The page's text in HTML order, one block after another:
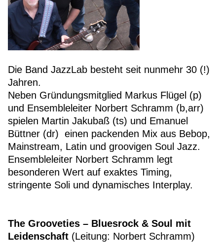
Die Band JazzLab besteht seit nunmehr 30 (!)
Jahren.
Neben Gründungsmitglied Markus Flügel (p)
und Ensembleleiter Norbert Schramm (b,arr)
spielen Martin Jakubaß (ts) und Emanuel
Büttner (dr) einen packenden Mix aus Bebop,
Mainstream, Latin und groovigen Soul Jazz.
Ensembleleiter Norbert Schramm legt
besonderen Wert auf exaktes Timing,
stringente Soli und dynamisches Interplay.
The Grooveties – Bluesrock & Soul mit
Leidenschaft (Leitung: Norbert Schramm)